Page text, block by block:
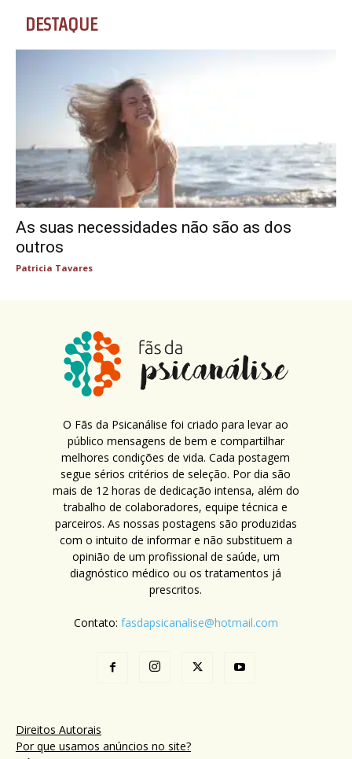
DESTAQUE
As suas necessidades não são as dos
outros
Patricia Tavares
O Fãs da Psicanálise foi criado para levar ao
público mensagens de bem e compartilhar
melhores condições de vida. Cada postagem
segue sérios critérios de seleção. Por dia são
mais de 12 horas de dedicação intensa, além do
trabalho de colaboradores, equipe técnica e
parceiros. As nossas postagens são produzidas
com o intuito de informar e não substituem a
opinião de um profissional de saúde, um
diagnóstico médico ou os tratamentos já
prescritos.
Contato: fasdapsicanalise@hotmail.com
Direitos Autorais
Por que usamos anúncios no site?